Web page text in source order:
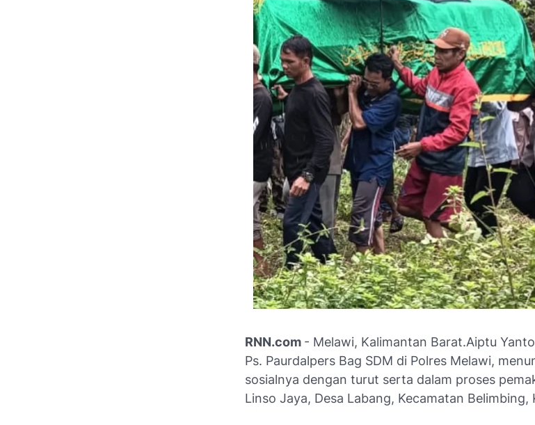
RNN.com - Melawi, Kalimantan Barat.Aiptu
Ps. Paurdalpers Bag SDM di Polres Melawi,
sosialnya dengan turut serta dalam proses
Linso Jaya, Desa Labang, Kecamatan Belimbing,